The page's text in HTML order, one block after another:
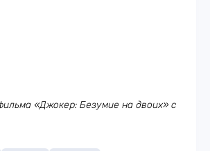
«Джокер: Безумие на двоих» с